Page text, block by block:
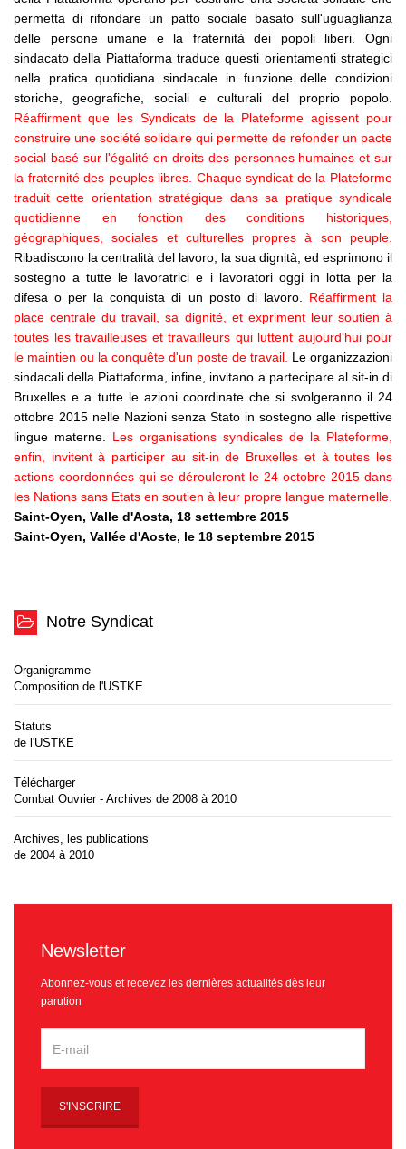
permetta di rifondare un patto sociale basato sull'uguaglianza
delle persone umane e la fraternità dei popoli liberi. Ogni
sindacato della Piattaforma traduce questi orientamenti strategici
nella pratica quotidiana sindacale in funzione delle condizioni
storiche, geografiche, sociali e culturali del proprio popolo.
Réaffirment que les Syndicats de la Plateforme agissent pour
construire une société solidaire qui permette de refonder un pacte
social basé sur l'égalité en droits des personnes humaines et sur
la fraternité des peuples libres. Chaque syndicat de la Plateforme
traduit cette orientation stratégique dans sa pratique syndicale
quotidienne en fonction des conditions historiques,
géographiques, sociales et culturelles propres à son peuple.
Ribadiscono la centralità del lavoro, la sua dignità, ed esprimono il
sostegno a tutte le lavoratrici e i lavoratori oggi in lotta per la
difesa o per la conquista di un posto di lavoro. Réaffirment la
place centrale du travail, sa dignité, et expriment leur soutien à
toutes les travailleuses et travailleurs qui luttent aujourd'hui pour
le maintien ou la conquête d'un poste de travail. Le organizzazioni
sindacali della Piattaforma, infine, invitano a partecipare al sit-in di
Bruxelles e a tutte le azioni coordinate che si svolgeranno il 24
ottobre 2015 nelle Nazioni senza Stato in sostegno alle rispettive
lingue materne. Les organisations syndicales de la Plateforme,
enfin, invitent à participer au sit-in de Bruxelles et à toutes les
actions coordonnées qui se dérouleront le 24 octobre 2015 dans
les Nations sans Etats en soutien à leur propre langue maternelle.
Saint-Oyen, Valle d'Aosta, 18 settembre 2015
Saint-Oyen, Vallée d'Aoste, le 18 septembre 2015
Notre Syndicat
Organigramme
Composition de l'USTKE
Statuts
de l'USTKE
Télécharger
Combat Ouvrier - Archives de 2008 à 2010
Archives, les publications
de 2004 à 2010
Newsletter
Abonnez-vous et recevez les dernières actualités dès leur
parution